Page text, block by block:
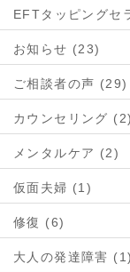
EFTタッピングセ
お知らせ (23)
ご相談者の声 (29)
カウンセリング (2)
メンタルケア (2)
仮面夫婦 (1)
修復 (6)
大人の発達障害 (1)